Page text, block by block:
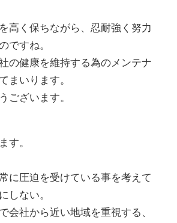
高く保ちながら、忍耐強く努力
ですね。
の健康を維持する為のメンテナ
まいります。
ございます。
す。
に圧迫を受けている事を考えて
しない。
会社から近い地域を重視する、